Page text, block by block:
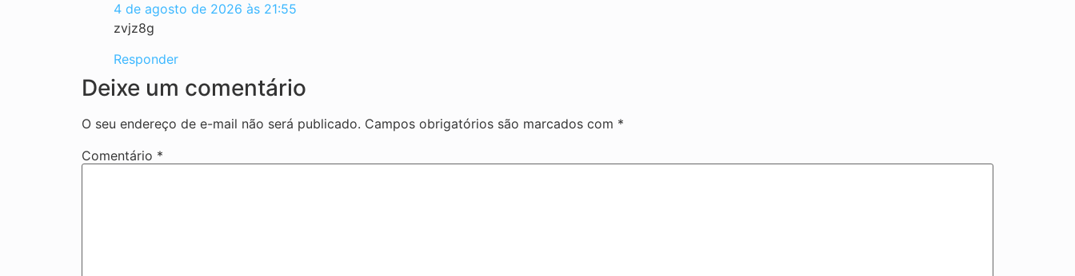
4 de agosto de 2026 às 21:55
zvjz8g
Responder
Deixe um comentário
O seu endereço de e-mail não será publicado. Campos obrigatórios são marcados com *
Comentário *